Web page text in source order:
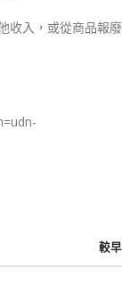
收入，或從商品報廢
較早